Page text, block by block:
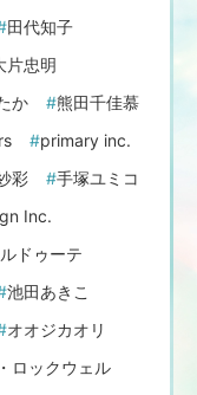
田代知子
片忠明
か
熊田千佳慕
primary inc.
彩
手塚ユミコ
Inc.
ドゥーテ
池田あきこ
オオジカオリ
ロックウェル